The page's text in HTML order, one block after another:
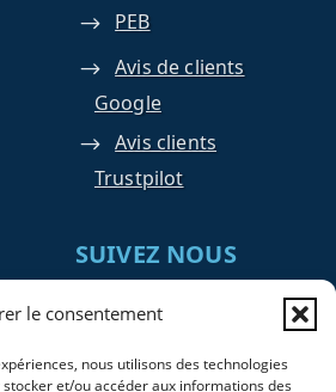
le consentement
nous utilisons des technologies
et/ou accéder aux informations des
PEB
Avis de clients
Google
Avis clients
Trustpilot
SUIVEZ NOUS